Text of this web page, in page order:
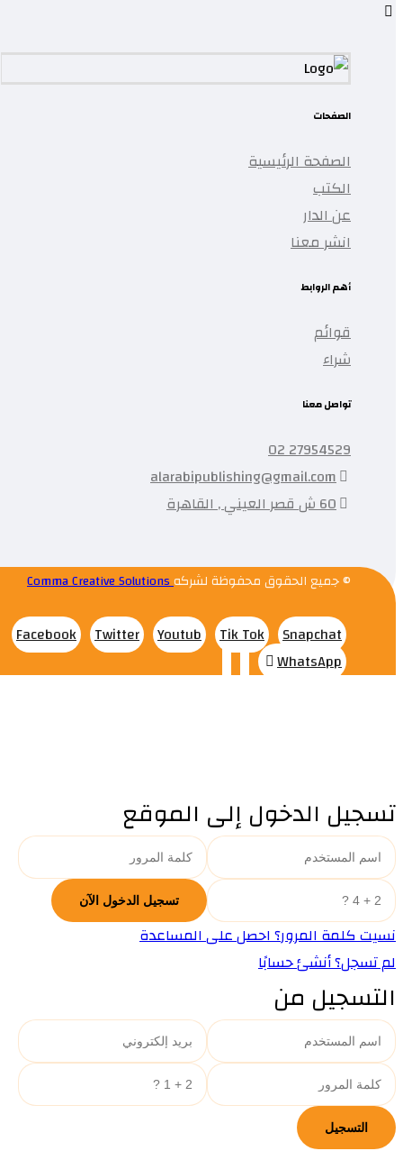
الصفحات
الصفحة الرئيسية
الكتب
عن الدار
انشر معنا
أهم الروابط
قوائم
شراء
تواصل معنا
27954529 02
alarabipublishing@gmail.com
60 ش قصر العيني , القاهرة
© جميع الحقوق محفوظة لشركهComma Creative Solutions
Facebook Twitter Youtub Tik Tok
Snapchat
WhatsApp
تسجيل الدخول إلى الموقع
نسيت كلمة المرور؟ احصل على المساعدة
لم تسجل؟ أنشئ حسابًا
التسجيل من